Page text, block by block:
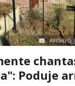
ARCHIVO
Poduje